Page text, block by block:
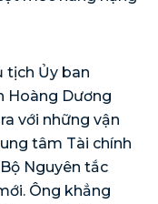
tịch Ủy ban
Hoàng Dương
với những vận
tâm Tài chính
Nguyên tắc
Ông khẳng